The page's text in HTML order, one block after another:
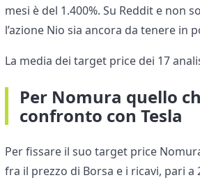
mesi è del 1.400%. Su Reddit e non
l’azione Nio sia ancora da tenere in
La media dei target price dei 17
Per Nomura quello
confronto con Tesla
Per fissare il suo target price
fra il prezzo di Borsa e i ricavi, pari